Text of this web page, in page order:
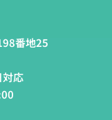
番地25
応